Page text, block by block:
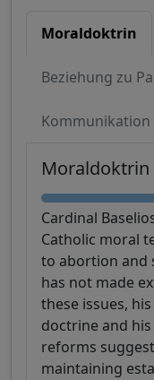
Moraldoktrin
Beziehung zu
Kommunikation
Moraldoktrin
Cardinal
Catholic moral
to abortion and
has not made
these issues,
doctrine and
reforms
maintaining